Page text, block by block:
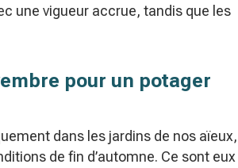
une vigueur accrue, tandis que les
pour un potager
dans les jardins de nos aïeux,
de fin d’automne. Ce sont eux